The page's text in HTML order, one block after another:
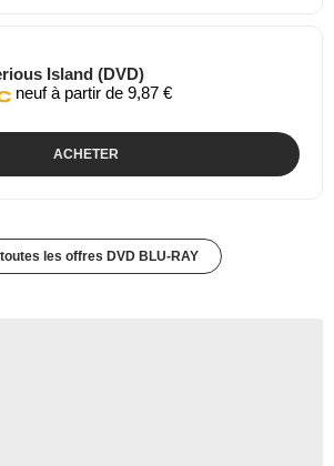
Island (DVD)
neuf à partir de 9,87 €
ACHETER
les offres DVD BLU-RAY